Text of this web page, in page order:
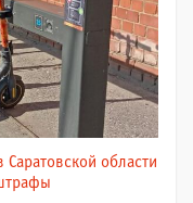
Саратовской области